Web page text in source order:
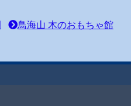
鳥海山 木のおもちゃ館